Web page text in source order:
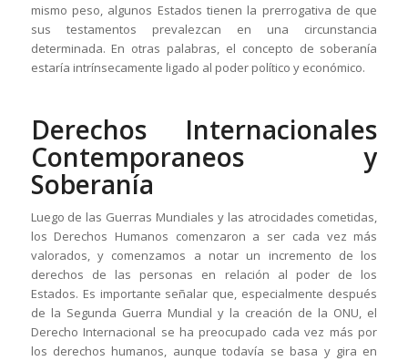
mismo peso, algunos Estados tienen la prerrogativa de que
sus testamentos prevalezcan en una circunstancia
determinada. En otras palabras, el concepto de soberanía
estaría intrínsecamente ligado al poder político y económico.
Derechos Internacionales
Contemporaneos y
Soberanía
Luego de las Guerras Mundiales y las atrocidades cometidas,
los Derechos Humanos comenzaron a ser cada vez más
valorados, y comenzamos a notar un incremento de los
derechos de las personas en relación al poder de los
Estados. Es importante señalar que, especialmente después
de la Segunda Guerra Mundial y la creación de la ONU, el
Derecho Internacional se ha preocupado cada vez más por
los derechos humanos, aunque todavía se basa y gira en